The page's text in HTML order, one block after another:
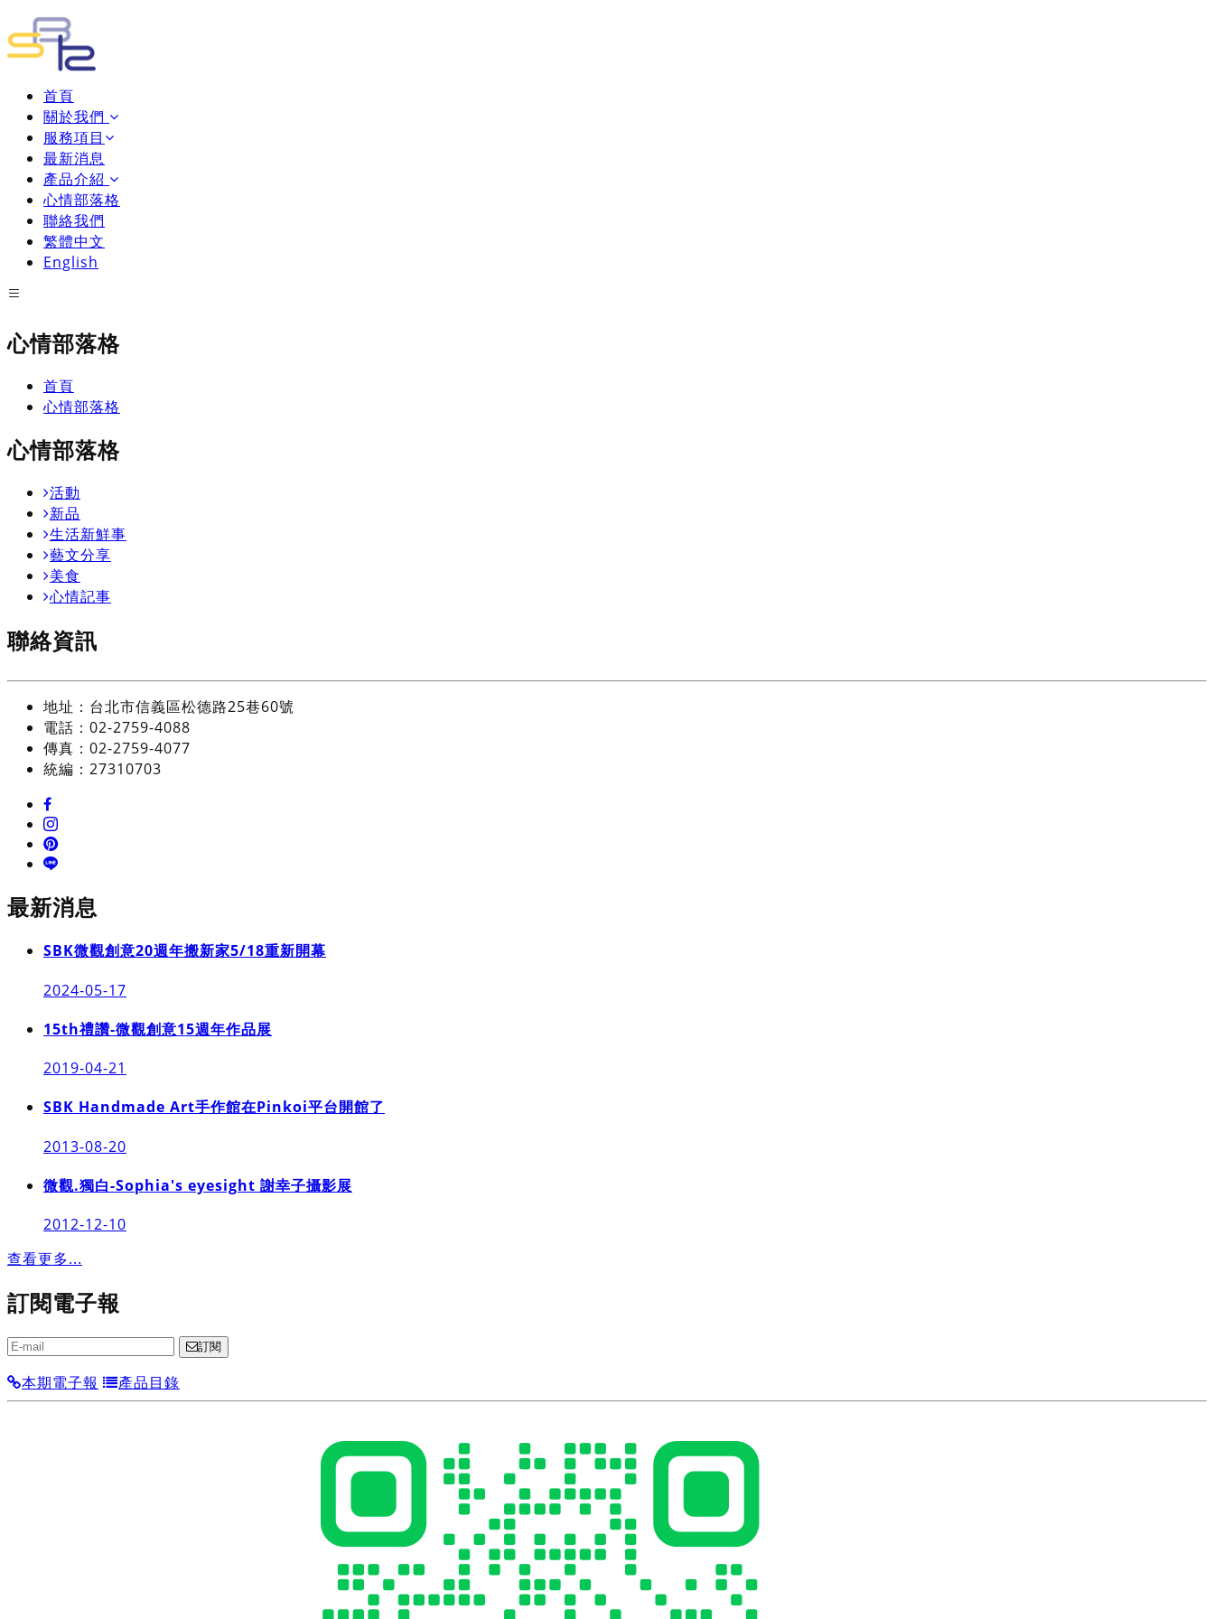
首頁
關於我們
服務項目
最新消息
產品介紹
心情部落格
聯絡我們
繁體中文
English
心情部落格
首頁
心情部落格
心情部落格
活動
新品
生活新鮮事
藝文分享
美食
心情記事
聯絡資訊
地址：台北市信義區松德路25巷60號
電話：02-2759-4088
傳真：02-2759-4077
統編：27310703
最新消息
SBK微觀創意20週年搬新家5/18重新開幕
2024-05-17
15th禮讚-微觀創意15週年作品展
2019-04-21
SBK Handmade Art手作館在Pinkoi平台開館了
2013-08-20
微觀.獨白-Sophia's eyesight 謝幸子攝影展
2012-12-10
查看更多...
訂閱電子報
訂閱
本期電子報 產品目錄